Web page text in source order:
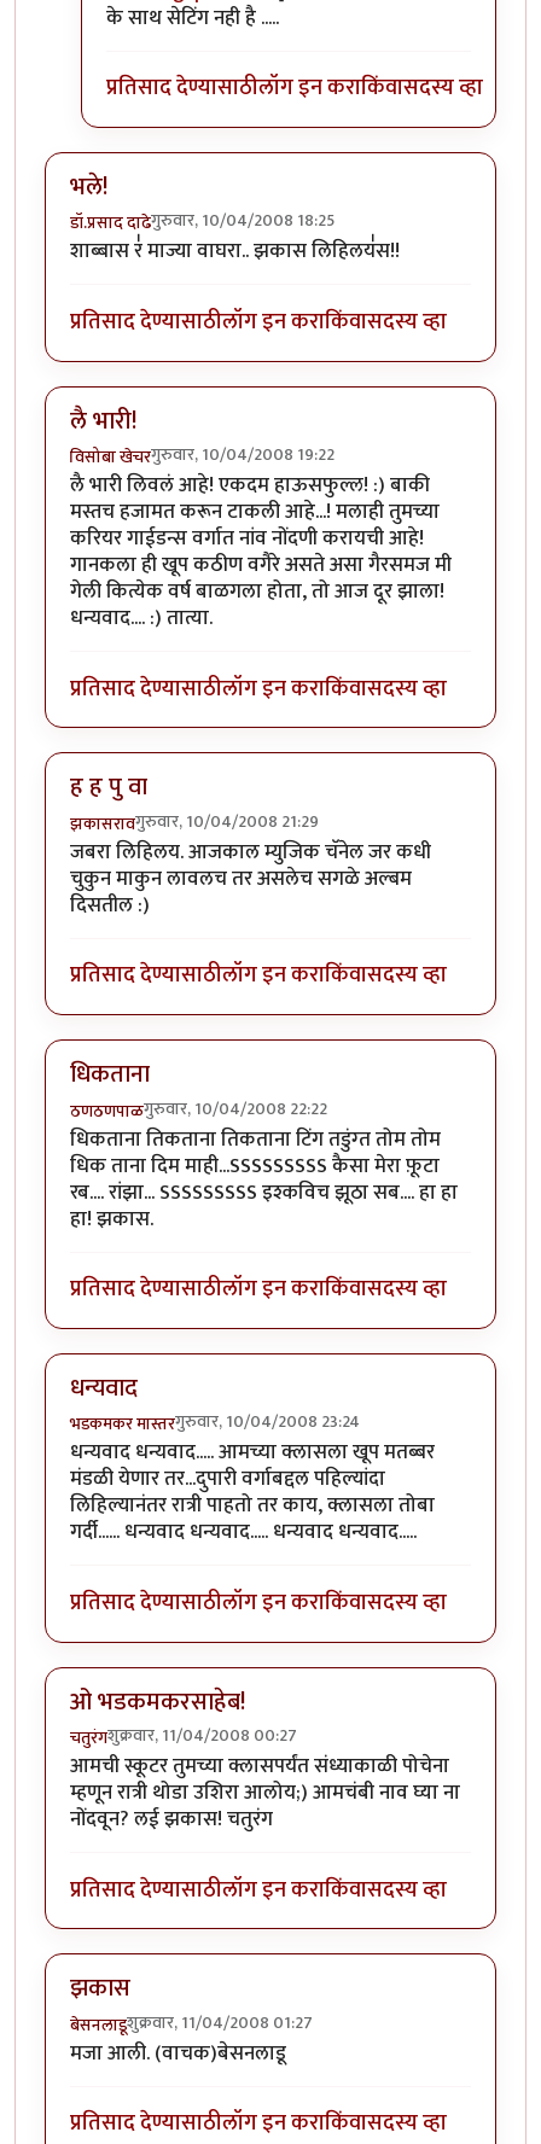
के साथ सेटिंग नही है .....
प्रतिसाद देण्यासाठीलॉग इन कराकिंवासदस्य व्हा
भले!
डॉ.प्रसाद दाढेगुरुवार, 10/04/2008 18:25
शाब्बास र॑ माज्या वाघरा.. झकास लिहिलय॑स!!
प्रतिसाद देण्यासाठीलॉग इन कराकिंवासदस्य व्हा
लै भारी!
विसोबा खेचरगुरुवार, 10/04/2008 19:22
लै भारी लिवलं आहे! एकदम हाऊसफुल्ल! :) बाकी
मस्तच हजामत करून टाकली आहे...! मलाही तुमच्या
करियर गाईडन्स वर्गात नांव नोंदणी करायची आहे!
गानकला ही खूप कठीण वगैरे असते असा गैरसमज मी
गेली कित्येक वर्ष बाळगला होता, तो आज दूर झाला!
धन्यवाद.... :) तात्या.
प्रतिसाद देण्यासाठीलॉग इन कराकिंवासदस्य व्हा
ह ह पु वा
झकासरावगुरुवार, 10/04/2008 21:29
जबरा लिहिलय. आजकाल म्युजिक चॅनेल जर कधी
चुकुन माकुन लावलच तर असलेच सगळे अल्बम
दिसतील :)
प्रतिसाद देण्यासाठीलॉग इन कराकिंवासदस्य व्हा
धिकताना
ठणठणपाळगुरुवार, 10/04/2008 22:22
धिकताना तिकताना तिकताना टिंग तडुंग्त तोम तोम
धिक ताना दिम माही...SSSSSSSSS कैसा मेरा फ़ूटा
रब.... रांझा... SSSSSSSSS इश्कविच झूठा सब.... हा हा
हा! झकास.
प्रतिसाद देण्यासाठीलॉग इन कराकिंवासदस्य व्हा
धन्यवाद
भडकमकर मास्तरगुरुवार, 10/04/2008 23:24
धन्यवाद धन्यवाद..... आमच्या क्लासला खूप मतब्बर
मंडळी येणार तर...दुपारी वर्गाबद्दल पहिल्यांदा
लिहिल्यानंतर रात्री पाहतो तर काय, क्लासला तोबा
गर्दी...... धन्यवाद धन्यवाद..... धन्यवाद धन्यवाद.....
प्रतिसाद देण्यासाठीलॉग इन कराकिंवासदस्य व्हा
ओ भडकमकरसाहेब!
चतुरंगशुक्रवार, 11/04/2008 00:27
आमची स्कूटर तुमच्या क्लासपर्यंत संध्याकाळी पोचेना
म्हणून रात्री थोडा उशिरा आलोय;) आमचंबी नाव घ्या ना
नोंदवून? लई झकास! चतुरंग
प्रतिसाद देण्यासाठीलॉग इन कराकिंवासदस्य व्हा
झकास
बेसनलाडूशुक्रवार, 11/04/2008 01:27
मजा आली. (वाचक)बेसनलाडू
प्रतिसाद देण्यासाठीलॉग इन कराकिंवासदस्य व्हा